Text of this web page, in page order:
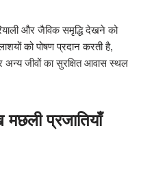
और जैविक समृद्धि देखने को
को पोषण प्रदान करती है,
जीवों का सुरक्षित आवास स्थल
मछली प्रजातियाँ